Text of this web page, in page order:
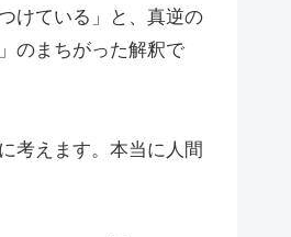
けている」と、真逆の
のまちがった解釈で
考えます。本当に人間